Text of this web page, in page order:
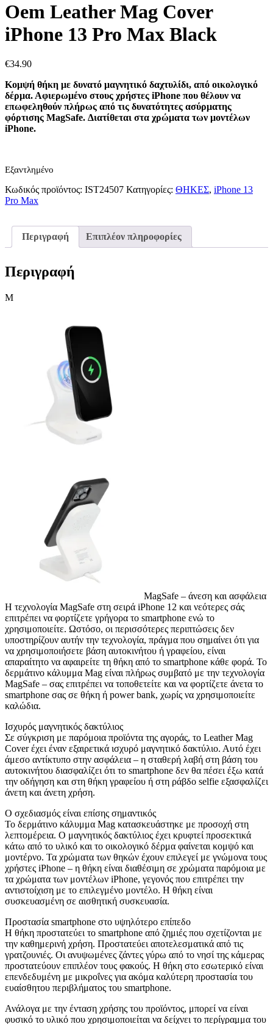
Oem Leather Mag Cover
iPhone 13 Pro Max Black
€34.90
Κομψή θήκη με δυνατό μαγνητικό δαχτυλίδι, από οικολογικό
δέρμα. Αφιερωμένο στους χρήστες iPhone που θέλουν να
επωφεληθούν πλήρως από τις δυνατότητες ασύρματης
φόρτισης MagSafe. Διατίθεται στα χρώματα των μοντέλων
iPhone.
Εξαντλημένο
Κωδικός προϊόντος: IST24507 Κατηγορίες: ΘΗΚΕΣ, iPhone 13
Pro Max
Περιγραφή Επιπλέον πληροφορίες
Περιγραφή
M
MagSafe – άνεση και ασφάλεια
Η τεχνολογία MagSafe στη σειρά iPhone 12 και νεότερες σάς
επιτρέπει να φορτίζετε γρήγορα το smartphone ενώ το
χρησιμοποιείτε. Ωστόσο, οι περισσότερες περιπτώσεις δεν
υποστηρίζουν αυτήν την τεχνολογία, πράγμα που σημαίνει ότι για
να χρησιμοποιήσετε βάση αυτοκινήτου ή γραφείου, είναι
απαραίτητο να αφαιρείτε τη θήκη από το smartphone κάθε φορά. Το
δερμάτινο κάλυμμα Mag είναι πλήρως συμβατό με την τεχνολογία
MagSafe – σας επιτρέπει να τοποθετείτε και να φορτίζετε άνετα το
smartphone σας σε θήκη ή power bank, χωρίς να χρησιμοποιείτε
καλώδια.
Ισχυρός μαγνητικός δακτύλιος
Σε σύγκριση με παρόμοια προϊόντα της αγοράς, το Leather Mag
Cover έχει έναν εξαιρετικά ισχυρό μαγνητικό δακτύλιο. Αυτό έχει
άμεσο αντίκτυπο στην ασφάλεια – η σταθερή λαβή στη βάση του
αυτοκινήτου διασφαλίζει ότι το smartphone δεν θα πέσει έξω κατά
την οδήγηση και στη θήκη γραφείου ή στη ράβδο selfie εξασφαλίζει
άνετη και άνετη χρήση.
Ο σχεδιασμός είναι επίσης σημαντικός
Το δερμάτινο κάλυμμα Mag κατασκευάστηκε με προσοχή στη
λεπτομέρεια. Ο μαγνητικός δακτύλιος έχει κρυφτεί προσεκτικά
κάτω από το υλικό και το οικολογικό δέρμα φαίνεται κομψό και
μοντέρνο. Τα χρώματα των θηκών έχουν επιλεγεί με γνώμονα τους
χρήστες iPhone – η θήκη είναι διαθέσιμη σε χρώματα παρόμοια με
τα χρώματα των μοντέλων iPhone, γεγονός που επιτρέπει την
αντιστοίχιση με το επιλεγμένο μοντέλο. Η θήκη είναι
συσκευασμένη σε αισθητική συσκευασία.
Προστασία smartphone στο υψηλότερο επίπεδο
Η θήκη προστατεύει το smartphone από ζημιές που σχετίζονται με
την καθημερινή χρήση. Προστατεύει αποτελεσματικά από τις
γρατζουνιές. Οι ανυψωμένες ζάντες γύρω από το νησί της κάμερας
προστατεύουν επιπλέον τους φακούς. Η θήκη στο εσωτερικό είναι
επενδεδυμένη με μικροΐνες για ακόμα καλύτερη προστασία του
ευαίσθητου περιβλήματος του smartphone.
Ανάλογα με την ένταση χρήσης του προϊόντος, μπορεί να είναι
φυσικό το υλικό που χρησιμοποιείται να δείχνει το περίγραμμα του